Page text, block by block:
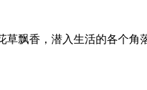
飘香，潜入生活的各个角